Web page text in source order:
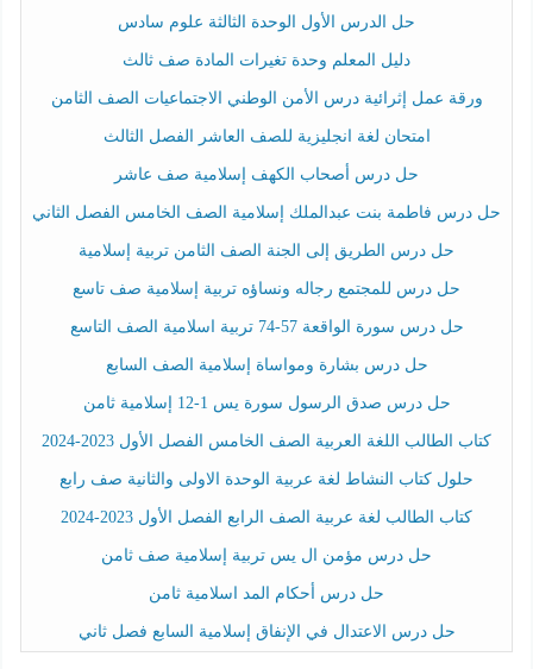
حل الدرس الأول الوحدة الثالثة علوم سادس
دليل المعلم وحدة تغيرات المادة صف ثالث
ورقة عمل إثرائية درس الأمن الوطني الاجتماعيات الصف الثامن
امتحان لغة انجليزية للصف العاشر الفصل الثالث
حل درس أصحاب الكهف إسلامية صف عاشر
حل درس فاطمة بنت عبدالملك إسلامية الصف الخامس الفصل الثاني
حل درس الطريق إلى الجنة الصف الثامن تربية إسلامية
حل درس للمجتمع رجاله ونساؤه تربية إسلامية صف تاسع
حل درس سورة الواقعة 57-74 تربية اسلامية الصف التاسع
حل درس بشارة ومواساة إسلامية الصف السابع
حل درس صدق الرسول سورة يس 1-12 إسلامية ثامن
كتاب الطالب اللغة العربية الصف الخامس الفصل الأول 2023-2024
حلول كتاب النشاط لغة عربية الوحدة الاولى والثانية صف رابع
كتاب الطالب لغة عربية الصف الرابع الفصل الأول 2023-2024
حل درس مؤمن ال يس تربية إسلامية صف ثامن
حل درس أحكام المد اسلامية ثامن
حل درس الاعتدال في الإنفاق إسلامية السابع فصل ثاني